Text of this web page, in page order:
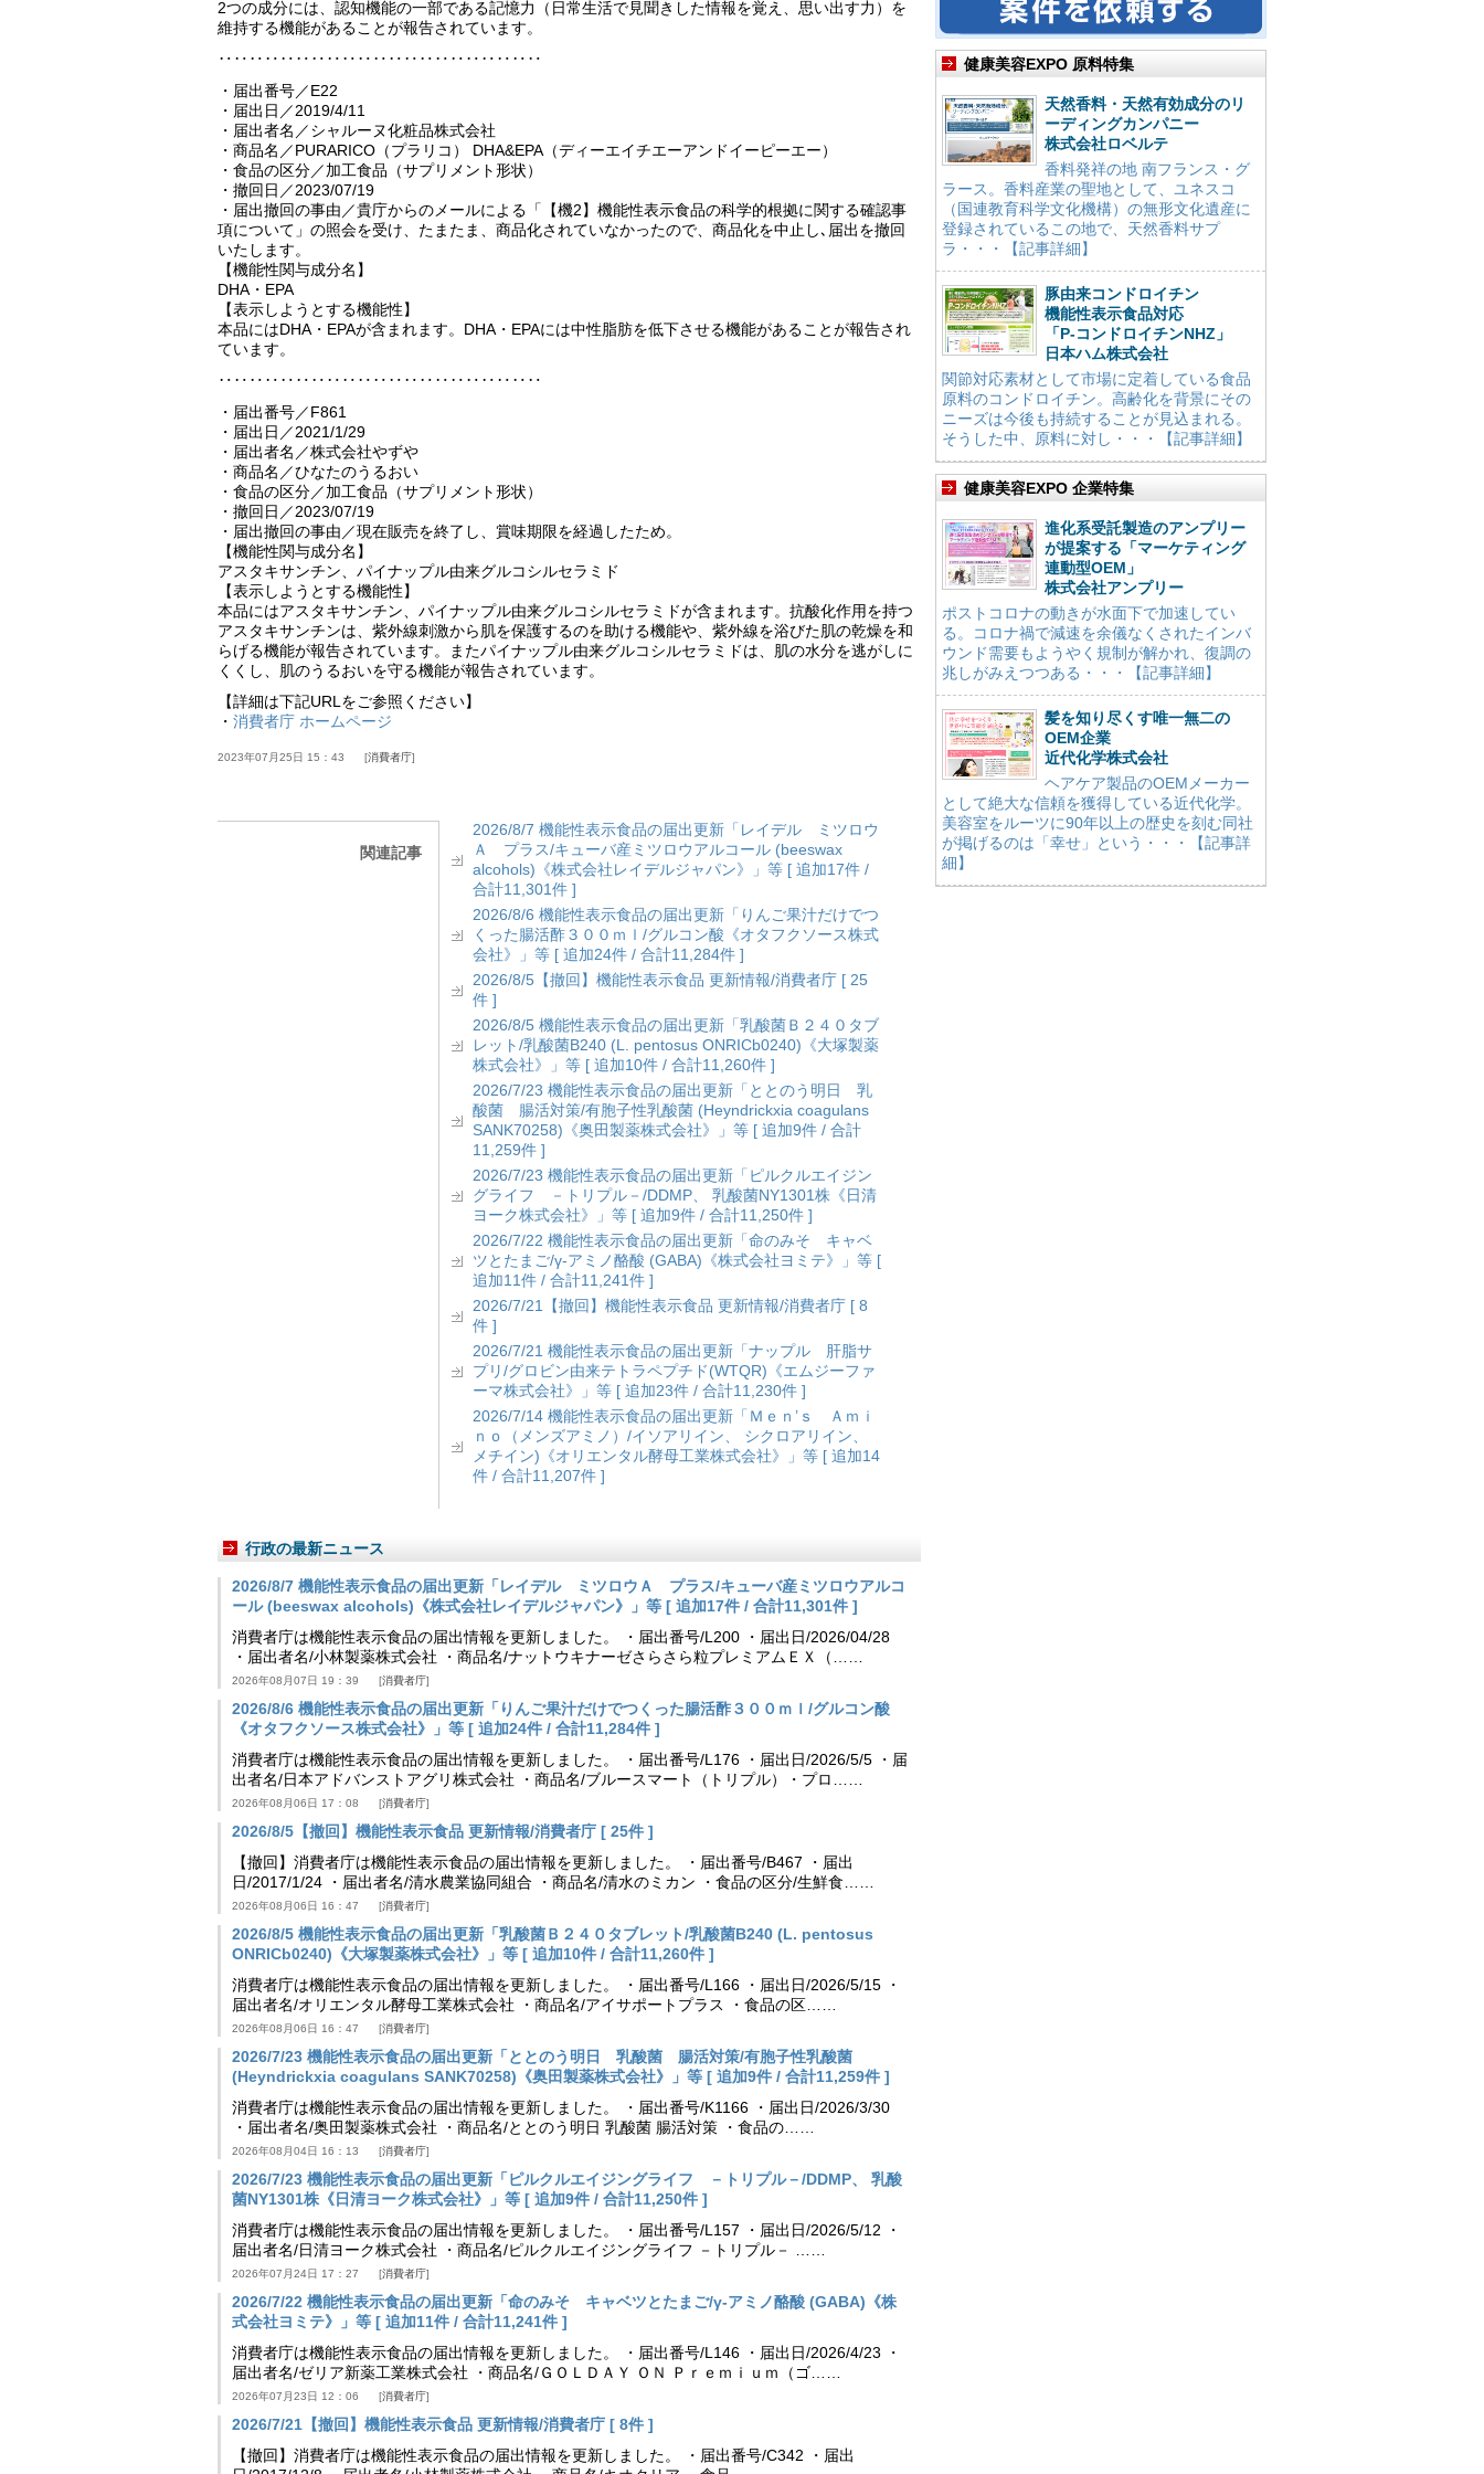
2つの成分には、認知機能の一部である記憶力（日常生活で見聞きした情報を覚え、思い出す力）を
維持する機能があることが報告されています。
‥‥‥‥‥‥‥‥‥‥‥‥‥‥‥‥‥‥‥‥‥
・届出番号／E22
・届出日／2019/4/11
・届出者名／シャルーヌ化粧品株式会社
・商品名／PURARICO（プラリコ） DHA&EPA（ディーエイチエーアンドイーピーエー）
・食品の区分／加工食品（サプリメント形状）
・撤回日／2023/07/19
・届出撤回の事由／貴庁からのメールによる「【機2】機能性表示食品の科学的根拠に関する確認事
項について」の照会を受け、たまたま、商品化されていなかったので、商品化を中止し､届出を撤回
いたします。
【機能性関与成分名】
DHA・EPA
【表示しようとする機能性】
本品にはDHA・EPAが含まれます。DHA・EPAには中性脂肪を低下させる機能があることが報告され
ています。
‥‥‥‥‥‥‥‥‥‥‥‥‥‥‥‥‥‥‥‥‥
・届出番号／F861
・届出日／2021/1/29
・届出者名／株式会社やずや
・商品名／ひなたのうるおい
・食品の区分／加工食品（サプリメント形状）
・撤回日／2023/07/19
・届出撤回の事由／現在販売を終了し、賞味期限を経過したため。
【機能性関与成分名】
アスタキサンチン、パイナップル由来グルコシルセラミド
【表示しようとする機能性】
本品にはアスタキサンチン、パイナップル由来グルコシルセラミドが含まれます。抗酸化作用を持つ
アスタキサンチンは、紫外線刺激から肌を保護するのを助ける機能や、紫外線を浴びた肌の乾燥を和
らげる機能が報告されています。またパイナップル由来グルコシルセラミドは、肌の水分を逃がしに
くくし、肌のうるおいを守る機能が報告されています。
【詳細は下記URLをご参照ください】
・ 消費者庁 ホームページ
2023年07月25日 15：43 消費者庁
関連記事
2026/8/7 機能性表示食品の届出更新「レイデル ミツロウ
Ａ プラス/キューバ産ミツロウアルコール (beeswax
alcohols)《株式会社レイデルジャパン》」等 [ 追加17件 /
合計11,301件 ]
2026/8/6 機能性表示食品の届出更新「りんご果汁だけでつ
くった腸活酢３００ｍｌ/グルコン酸《オタフクソース株式
会社》」等 [ 追加24件 / 合計11,284件 ]
2026/8/5【撤回】機能性表示食品 更新情報/消費者庁 [ 25
件 ]
2026/8/5 機能性表示食品の届出更新「乳酸菌Ｂ２４０タブ
レット/乳酸菌B240 (L. pentosus ONRICb0240)《大塚製薬
株式会社》」等 [ 追加10件 / 合計11,260件 ]
2026/7/23 機能性表示食品の届出更新「ととのう明日 乳
酸菌 腸活対策/有胞子性乳酸菌 (Heyndrickxia coagulans
SANK70258)《奥田製薬株式会社》」等 [ 追加9件 / 合計
11,259件 ]
2026/7/23 機能性表示食品の届出更新「ピルクルエイジン
グライフ －トリプル－/DDMP、 乳酸菌NY1301株《日清
ヨーク株式会社》」等 [ 追加9件 / 合計11,250件 ]
2026/7/22 機能性表示食品の届出更新「命のみそ キャベ
ツとたまご/γ-アミノ酪酸 (GABA)《株式会社ヨミテ》」等 [
追加11件 / 合計11,241件 ]
2026/7/21【撤回】機能性表示食品 更新情報/消費者庁 [ 8
件 ]
2026/7/21 機能性表示食品の届出更新「ナップル 肝脂サ
プリ/グロビン由来テトラペプチド(WTQR)《エムジーファ
ーマ株式会社》」等 [ 追加23件 / 合計11,230件 ]
2026/7/14 機能性表示食品の届出更新「Ｍｅｎ’ｓ Ａｍｉ
ｎｏ（メンズアミノ）/イソアリイン、 シクロアリイン、
メチイン)《オリエンタル酵母工業株式会社》」等 [ 追加14
件 / 合計11,207件 ]
行政の最新ニュース
2026/8/7 機能性表示食品の届出更新「レイデル ミツロウＡ プラス/キューバ産ミツロウアルコ
ール (beeswax alcohols)《株式会社レイデルジャパン》」等 [ 追加17件 / 合計11,301件 ]
消費者庁は機能性表示食品の届出情報を更新しました。 ・届出番号/L200 ・届出日/2026/04/28
・届出者名/小林製薬株式会社 ・商品名/ナットウキナーゼさらさら粒プレミアムＥＸ（……
2026年08月07日 19：39 消費者庁
2026/8/6 機能性表示食品の届出更新「りんご果汁だけでつくった腸活酢３００ｍｌ/グルコン酸
《オタフクソース株式会社》」等 [ 追加24件 / 合計11,284件 ]
消費者庁は機能性表示食品の届出情報を更新しました。 ・届出番号/L176 ・届出日/2026/5/5 ・届
出者名/日本アドバンストアグリ株式会社 ・商品名/ブルースマート（トリプル）・プロ……
2026年08月06日 17：08 消費者庁
2026/8/5【撤回】機能性表示食品 更新情報/消費者庁 [ 25件 ]
【撤回】消費者庁は機能性表示食品の届出情報を更新しました。 ・届出番号/B467 ・届出
日/2017/1/24 ・届出者名/清水農業協同組合 ・商品名/清水のミカン ・食品の区分/生鮮食……
2026年08月06日 16：47 消費者庁
2026/8/5 機能性表示食品の届出更新「乳酸菌Ｂ２４０タブレット/乳酸菌B240 (L. pentosus
ONRICb0240)《大塚製薬株式会社》」等 [ 追加10件 / 合計11,260件 ]
消費者庁は機能性表示食品の届出情報を更新しました。 ・届出番号/L166 ・届出日/2026/5/15 ・
届出者名/オリエンタル酵母工業株式会社 ・商品名/アイサポートプラス ・食品の区……
2026年08月06日 16：47 消費者庁
2026/7/23 機能性表示食品の届出更新「ととのう明日 乳酸菌 腸活対策/有胞子性乳酸菌
(Heyndrickxia coagulans SANK70258)《奥田製薬株式会社》」等 [ 追加9件 / 合計11,259件 ]
消費者庁は機能性表示食品の届出情報を更新しました。 ・届出番号/K1166 ・届出日/2026/3/30
・届出者名/奥田製薬株式会社 ・商品名/ととのう明日 乳酸菌 腸活対策 ・食品の……
2026年08月04日 16：13 消費者庁
2026/7/23 機能性表示食品の届出更新「ピルクルエイジングライフ －トリプル－/DDMP、 乳酸
菌NY1301株《日清ヨーク株式会社》」等 [ 追加9件 / 合計11,250件 ]
消費者庁は機能性表示食品の届出情報を更新しました。 ・届出番号/L157 ・届出日/2026/5/12 ・
届出者名/日清ヨーク株式会社 ・商品名/ピルクルエイジングライフ －トリプル－ ……
2026年07月24日 17：27 消費者庁
2026/7/22 機能性表示食品の届出更新「命のみそ キャベツとたまご/γ-アミノ酪酸 (GABA)《株
式会社ヨミテ》」等 [ 追加11件 / 合計11,241件 ]
消費者庁は機能性表示食品の届出情報を更新しました。 ・届出番号/L146 ・届出日/2026/4/23 ・
届出者名/ゼリア新薬工業株式会社 ・商品名/ＧＯＬＤＡＹ ＯＮ Ｐｒｅｍｉｕｍ（ゴ……
2026年07月23日 12：06 消費者庁
2026/7/21【撤回】機能性表示食品 更新情報/消費者庁 [ 8件 ]
【撤回】消費者庁は機能性表示食品の届出情報を更新しました。 ・届出番号/C342 ・届出
健康美容EXPO 原料特集
天然香料・天然有効成分のリ
ーディングカンパニー
株式会社ロベルテ
香料発祥の地 南フランス・グ
ラース。香料産業の聖地として、ユネスコ
（国連教育科学文化機構）の無形文化遺産に
登録されているこの地で、天然香料サプ
ラ・・・【記事詳細】
豚由来コンドロイチン
機能性表示食品対応
「P-コンドロイチンNHZ」
日本ハム株式会社
関節対応素材として市場に定着している食品
原料のコンドロイチン。高齢化を背景にその
ニーズは今後も持続することが見込まれる。
そうした中、原料に対し・・・【記事詳細】
健康美容EXPO 企業特集
進化系受託製造のアンプリー
が提案する「マーケティング
連動型OEM」
株式会社アンプリー
ポストコロナの動きが水面下で加速してい
る。コロナ禍で減速を余儀なくされたインバ
ウンド需要もようやく規制が解かれ、復調の
兆しがみえつつある・・・【記事詳細】
髪を知り尽くす唯一無二の
OEM企業
近代化学株式会社
ヘアケア製品のOEMメーカー
として絶大な信頼を獲得している近代化学。
美容室をルーツに90年以上の歴史を刻む同社
が掲げるのは「幸せ」という・・・【記事詳
細】